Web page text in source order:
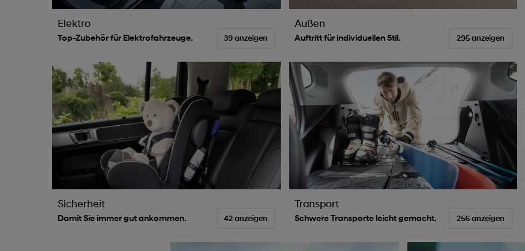
Elektro
Top-Zubehör für Elektrofahrzeuge. 39 anzeigen
Außen
Auftritt für individuellen Stil. 295 anzeigen
Sicherheit
Damit Sie immer gut ankommen. 42 anzeigen
Transport
Schwere Transporte leicht gemacht. 256 anzeigen